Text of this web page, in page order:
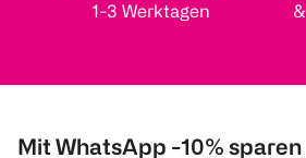
1-3 Werktagen
Mit WhatsApp -10% sparen